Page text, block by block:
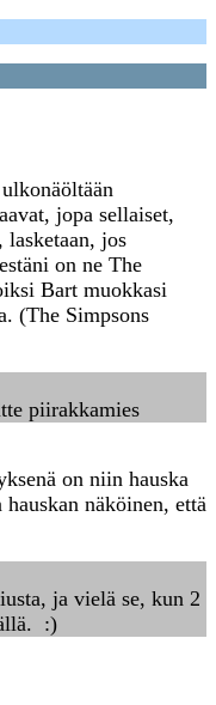
jopa sellaiset,
jos
on ne The
Bart muokkasi
(The Simpsons
piirakkamies
on niin hauska
näköinen, että
ja vielä se, kun 2
:)